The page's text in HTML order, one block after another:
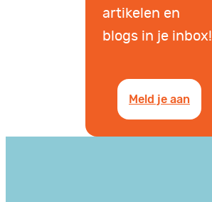
artikelen en
blogs in je inbox!
Meld je aan